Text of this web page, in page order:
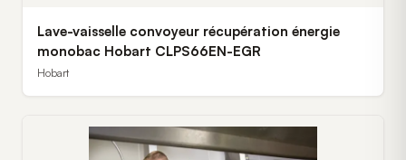
Lave-vaisselle convoyeur récupération énergie
monobac Hobart CLPS66EN-EGR
Hobart